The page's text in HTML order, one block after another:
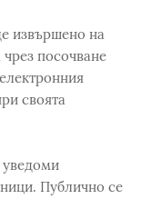
извършено на
посочване
своята
уведоми
Публично се